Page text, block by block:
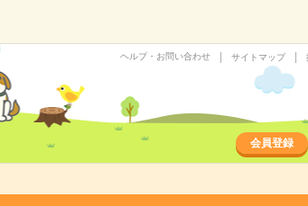
ヘルプ・お問い合わせ サイトマップ
会員登録